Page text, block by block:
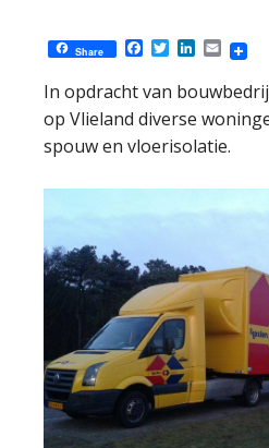
Share Facebook
TwitterLinkedIn
Email
In opdracht van
op Vlieland diverse
spouw en vloerisolatie.